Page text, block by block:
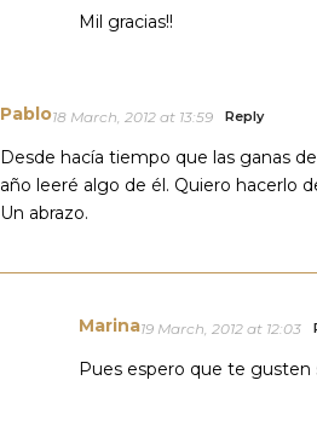
Mil gracias!!
Pablo18 March, 2012 at 13:59 Reply
Desde hacía tiempo que las ganas
año leeré algo de él. Quiero hacerlo
Un abrazo.
Marina19 March, 2012 at 12:03
Pues espero que te gusten